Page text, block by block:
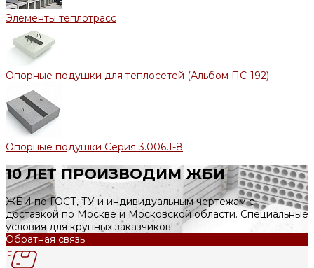
Элементы теплотрасс
Опорные подушки для теплосетей (Альбом ПС-192)
Опорные подушки Серия 3.006.1-8
10 ЛЕТ ПРОИЗВОДИМ ЖБИ
ЖБИ по ГОСТ, ТУ и индивидуальным чертежам с
доставкой по Москве и Московской области. Специальные
условия для крупных заказчиков!
Обратная связь